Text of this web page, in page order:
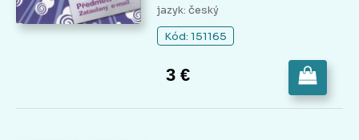
jazyk: český
Kód: 151165
3 €